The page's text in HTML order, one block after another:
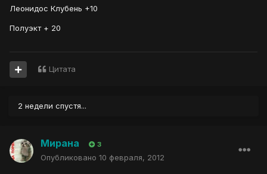
Леонидос Клубень +10
Полуэкт + 20
Цитата
2 недели спустя...
Мирана 3
Опубликовано 10 февраля, 2012